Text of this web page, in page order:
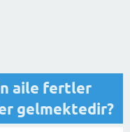
aile fertler
gelmektedir?